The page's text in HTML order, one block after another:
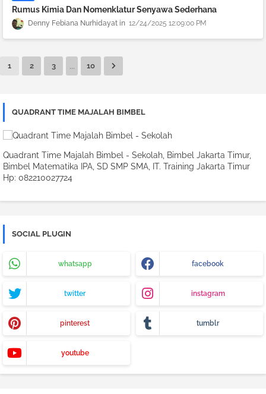
Rumus Kimia Dan Nomenklatur Senyawa Sederhana
Denny Febiana Nurhidayat 12/24/2025 12:09:00 PM
1 2 3 ... 10
QUADRANT TIME MAJALAH BIMBEL
Quadrant Time Majalah Bimbel - Sekolah, Bimbel Jakarta Timur,
Bimbel Matematika IPA, SD SMP SMA, IT. Training Jakarta Timur
Hp: 082210027724
SOCIAL PLUGIN
whatsapp facebook
twitter instagram
pinterest tumblr
youtube